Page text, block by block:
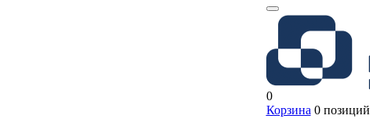
0
Корзина 0 позиций